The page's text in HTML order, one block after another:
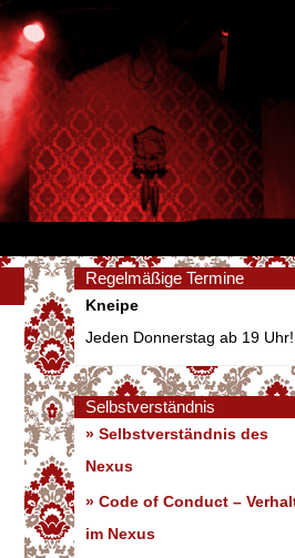
Regelmäßige Termine
Kneipe
Jeden Donnerstag ab 19 Uhr!
Selbstverständnis
» Selbstverständnis des
Nexus
» Code of Conduct –
im Nexus